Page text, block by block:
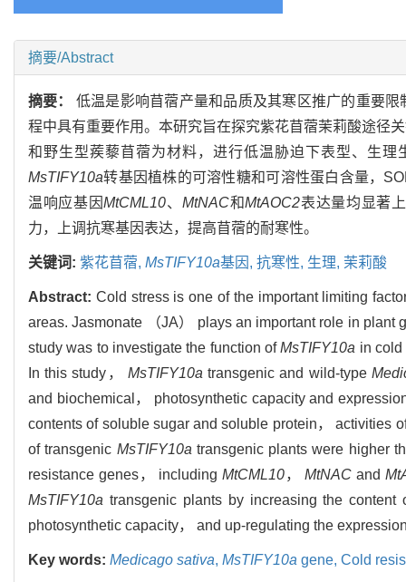
摘要/Abstract
摘要： 低温是影响苜蓿产量和品质及其寒区推广的重要
程中具有重要作用。本研究旨在探究紫花苜蓿茉莉酸途径
和野生型蒺藜苜蓿为材料，进行低温胁迫下表型、生
MsTIFY10a转基因植株的可溶性糖和可溶性蛋白含量，
温响应基因MtCML10、 MtNAC和MtAOC2表达量均显著
力，上调抗寒基因表达，提高苜蓿的耐寒性。
关键词: 紫花苜蓿, MsTIFY10a基因, 抗寒性, 生理, 茉莉酸
Abstract: Cold stress is one of the important limiting
areas. Jasmonate （JA） plays an important role in
study was to investigate the function ofMsTIFY10a in cold
In this study，MsTIFY10a transgenic and wild-type
and biochemical， photosynthetic capacity and
contents of soluble sugar and soluble protein， activities
of transgenic MsTIFY10a transgenic plants were higher
resistance genes， including MtCML10，MtNACand
MsTIFY10a transgenic plants by increasing the
photosynthetic capacity， and up-regulating the
Key words: Medicago sativa, MsTIFY10a gene, Cold